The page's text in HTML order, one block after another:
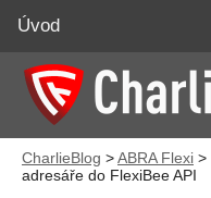
CharlieBlog >ABRA Flexi >
adresáře do FlexiBee API
Úvod